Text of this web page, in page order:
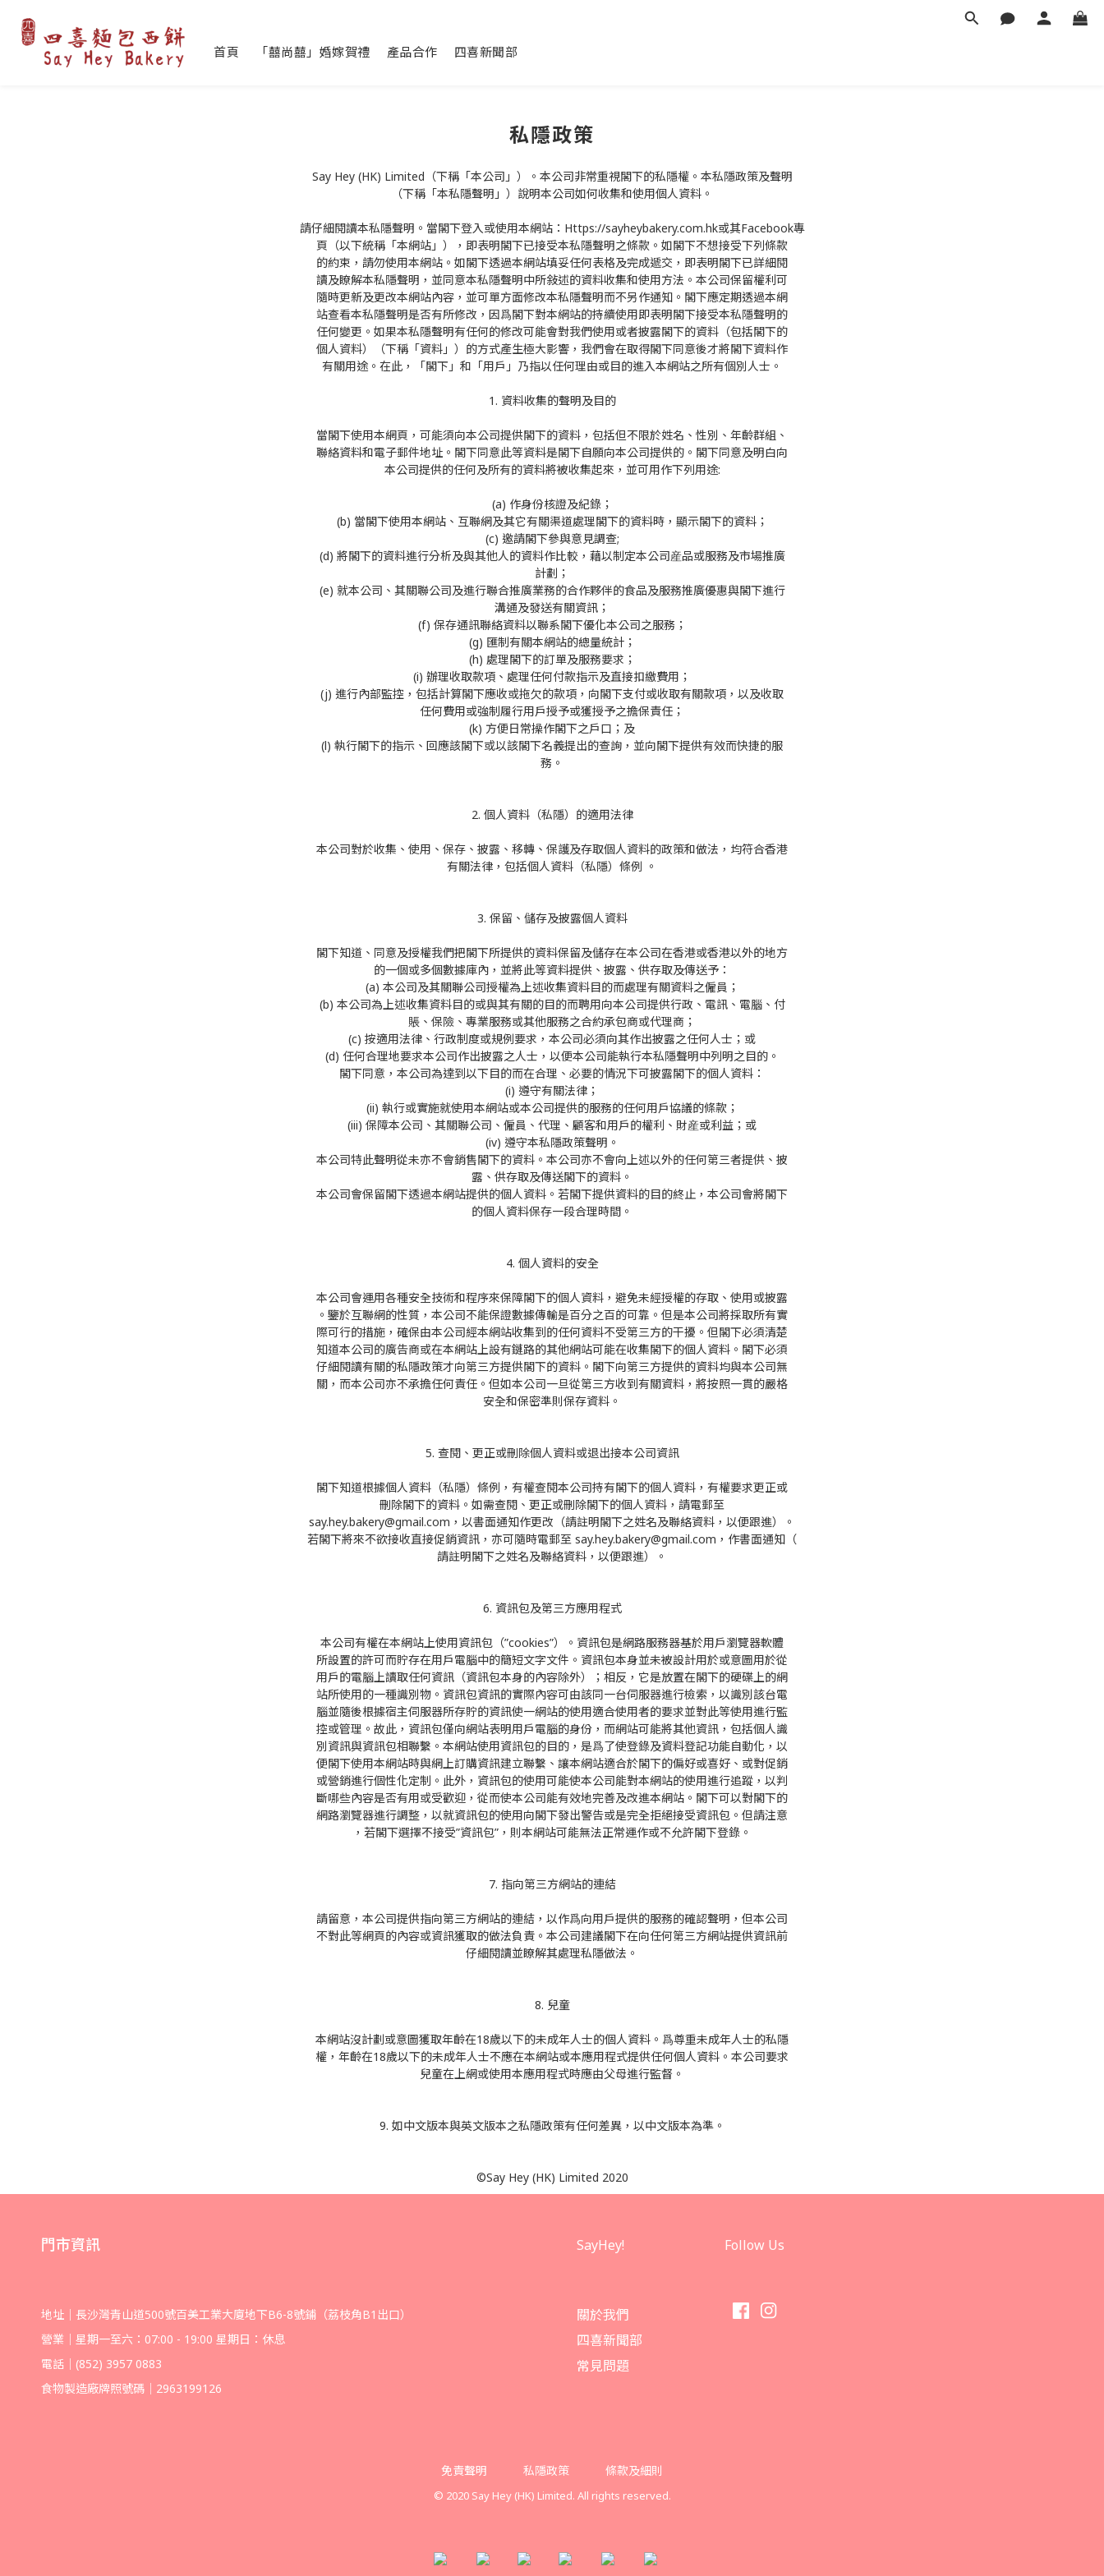
首頁 「囍尚囍」婚嫁賀禮 產品合作 四喜新聞部
私隱政策
Say Hey (HK) Limited（下稱「本公司」）。本公司非常重視閣下的私隱權。本私隱政策及聲明
（下稱「本私隱聲明」）說明本公司如何收集和使用個人資料。
請仔細閱讀本私隱聲明。當閣下登入或使用本網站：Https://sayheybakery.com.hk或其Facebook專
頁（以下統稱「本網站」），即表明閣下已接受本私隱聲明之條款。如閣下不想接受下列條款
的約束，請勿使用本網站。如閣下透過本網站填妥任何表格及完成遞交，即表明閣下已詳細閱
讀及瞭解本私隱聲明，並同意本私隱聲明中所敍述的資料收集和使用方法。本公司保留權利可
隨時更新及更改本網站內容，並可單方面修改本私隱聲明而不另作通知。閣下應定期透過本網
站查看本私隱聲明是否有所修改，因爲閣下對本網站的持續使用即表明閣下接受本私隱聲明的
任何變更。如果本私隱聲明有任何的修改可能會對我們使用或者披露閣下的資料（包括閣下的
個人資料）（下稱「資料」）的方式產生極大影響，我們會在取得閣下同意後才將閣下資料作
有關用途。在此，「閣下」和「用戶」乃指以任何理由或目的進入本網站之所有個別人士。
1. 資料收集的聲明及目的
當閣下使用本網頁，可能須向本公司提供閣下的資料，包括但不限於姓名、性別、年齡群組、
聯絡資料和電子郵件地址。閣下同意此等資料是閣下自願向本公司提供的。閣下同意及明白向
本公司提供的任何及所有的資料將被收集起來，並可用作下列用途:
(a) 作身份核證及紀錄；
(b) 當閣下使用本網站、互聯網及其它有關渠道處理閣下的資料時，顯示閣下的資料；
(c) 邀請閣下參與意見調查;
(d) 將閣下的資料進行分析及與其他人的資料作比較，藉以制定本公司産品或服務及市場推廣
計劃；
(e) 就本公司、其關聯公司及進行聯合推廣業務的合作夥伴的食品及服務推廣優惠與閣下進行
溝通及發送有關資訊；
(f) 保存通訊聯絡資料以聯系閣下優化本公司之服務；
(g) 匯制有關本網站的總量統計；
(h) 處理閣下的訂單及服務要求；
(i) 辦理收取款項、處理任何付款指示及直接扣繳費用；
(j) 進行內部監控，包括計算閣下應收或拖欠的款項，向閣下支付或收取有關款項，以及收取
任何費用或強制履行用戶授予或獲授予之擔保責任；
(k) 方便日常操作閣下之戶口；及
(l) 執行閣下的指示、回應該閣下或以該閣下名義提出的查詢，並向閣下提供有效而快捷的服
務。
2. 個人資料（私隱）的適用法律
本公司對於收集、使用、保存、披露、移轉、保護及存取個人資料的政策和做法，均符合香港
有關法律，包括個人資料（私隱）條例 。
3. 保留、儲存及披露個人資料
閣下知道、同意及授權我們把閣下所提供的資料保留及儲存在本公司在香港或香港以外的地方
的一個或多個數據庫內，並將此等資料提供、披露、供存取及傳送予：
(a) 本公司及其關聯公司授權為上述收集資料目的而處理有關資料之僱員；
(b) 本公司為上述收集資料目的或與其有關的目的而聘用向本公司提供行政、電訊、電腦、付
賬、保險、專業服務或其他服務之合約承包商或代理商；
(c) 按適用法律、行政制度或規例要求，本公司必須向其作出披露之任何人士；或
(d) 任何合理地要求本公司作出披露之人士，以便本公司能執行本私隱聲明中列明之目的。
閣下同意，本公司為達到以下目的而在合理、必要的情況下可披露閣下的個人資料：
(i) 遵守有關法律；
(ii) 執行或實施就使用本網站或本公司提供的服務的任何用戶協議的條款；
(iii) 保障本公司、其關聯公司、僱員、代理、顧客和用戶的權利、財産或利益；或
(iv) 遵守本私隱政策聲明。
本公司特此聲明從未亦不會銷售閣下的資料。本公司亦不會向上述以外的任何第三者提供、披
露、供存取及傳送閣下的資料。
本公司會保留閣下透過本網站提供的個人資料。若閣下提供資料的目的終止，本公司會將閣下
的個人資料保存一段合理時間。
4. 個人資料的安全
本公司會運用各種安全技術和程序來保障閣下的個人資料，避免未經授權的存取、使用或披露
。鑒於互聯網的性質，本公司不能保證數據傳輸是百分之百的可靠。但是本公司將採取所有實
際可行的措施，確保由本公司經本網站收集到的任何資料不受第三方的干擾。但閣下必須清楚
知道本公司的廣告商或在本網站上設有鏈路的其他網站可能在收集閣下的個人資料。閣下必須
仔細閱讀有關的私隱政策才向第三方提供閣下的資料。閣下向第三方提供的資料均與本公司無
關，而本公司亦不承擔任何責任。但如本公司一旦從第三方收到有關資料，將按照一貫的嚴格
安全和保密準則保存資料。
5. 查閱、更正或刪除個人資料或退出接本公司資訊
閣下知道根據個人資料（私隱）條例，有權查閱本公司持有閣下的個人資料，有權要求更正或
刪除閣下的資料。如需查閱、更正或刪除閣下的個人資料，請電郵至
say.hey.bakery@gmail.com，以書面通知作更改（請註明閣下之姓名及聯絡資料，以便跟進）。
若閣下將來不欲接收直接促銷資訊，亦可隨時電郵至 say.hey.bakery@gmail.com，作書面通知（
請註明閣下之姓名及聯絡資料，以便跟進）。
6. 資訊包及第三方應用程式
本公司有權在本網站上使用資訊包（”cookies”）。資訊包是網路服務器基於用戶瀏覽器軟體
所設置的許可而貯存在用戶電腦中的簡短文字文件。資訊包本身並未被設計用於或意圖用於從
用戶的電腦上讀取任何資訊（資訊包本身的內容除外）；相反，它是放置在閣下的硬碟上的網
站所使用的一種識別物。資訊包資訊的實際內容可由該同一台伺服器進行檢索，以識別該台電
腦並隨後根據宿主伺服器所存貯的資訊使一網站的使用適合使用者的要求並對此等使用進行監
控或管理。故此，資訊包僅向網站表明用戶電腦的身份，而網站可能將其他資訊，包括個人識
別資訊與資訊包相聯繫。本網站使用資訊包的目的，是爲了使登錄及資料登記功能自動化，以
便閣下使用本網站時與網上訂購資訊建立聯繫、讓本網站適合於閣下的偏好或喜好、或對促銷
或營銷進行個性化定制。此外，資訊包的使用可能使本公司能對本網站的使用進行追蹤，以判
斷哪些內容是否有用或受歡迎，從而使本公司能有效地完善及改進本網站。閣下可以對閣下的
網路瀏覽器進行調整，以就資訊包的使用向閣下發出警告或是完全拒絕接受資訊包。但請注意
，若閣下選擇不接受”資訊包”，則本網站可能無法正常運作或不允許閣下登錄。
7. 指向第三方網站的連結
請留意，本公司提供指向第三方網站的連結，以作爲向用戶提供的服務的確認聲明，但本公司
不對此等網頁的內容或資訊獲取的做法負責。本公司建議閣下在向任何第三方網站提供資訊前
仔細閱讀並瞭解其處理私隱做法。
8. 兒童
本網站沒計劃或意圖獲取年齡在18歲以下的未成年人士的個人資料。爲尊重未成年人士的私隱
權，年齡在18歲以下的未成年人士不應在本網站或本應用程式提供任何個人資料。本公司要求
兒童在上網或使用本應用程式時應由父母進行監督。
9. 如中文版本與英文版本之私隱政策有任何差異，以中文版本為準。
©Say Hey (HK) Limited 2020
門市資訊
地址｜長沙灣青山道500號百美工業大廈地下B6-8號鋪（荔枝角B1出口）
營業｜星期一至六：07:00 - 19:00 星期日：休息
電話｜(852) 3957 0883
食物製造廠牌照號碼｜2963199126
SayHey!
關於我們
四喜新聞部
常見問題
Follow Us
免責聲明 私隱政策 條款及細則
© 2020 Say Hey (HK) Limited. All rights reserved.